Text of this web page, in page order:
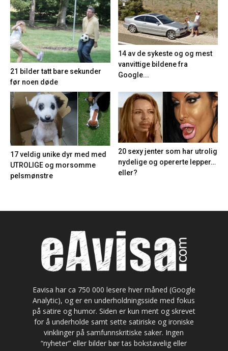
21 bilder tatt bare sekunder
før noen døde
14 av de sykeste og og mest
vanvittige bildene fra
Google...
17 veldig unike dyr med med
UTROLIGE og morsomme
pelsmønstre
20 sexy jenter som har utrolig
nydelige og opererte lepper…
eller?
Eavisa har ca 750 000 lesere hver måned (Google
Analytic), og er en underholdningsside med fokus
på satire og humor. Siden er kun ment og skrevet
for å underholde samt sette satiriske og ironiske
vinklinger på samfunnskritiske saker. Ingen
“nyheter” eller bilder bør tas bokstavelig eller